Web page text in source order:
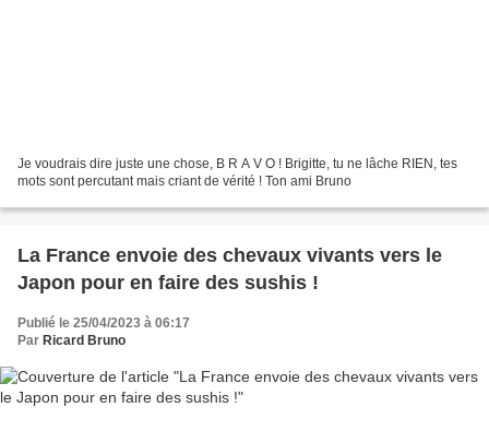
Je voudrais dire juste une chose, B R A V O ! Brigitte, tu ne lâche RIEN, tes
mots sont percutant mais criant de vérité ! Ton ami Bruno
La France envoie des chevaux vivants vers le
Japon pour en faire des sushis !
Publié le 25/04/2023 à 06:17
Par Ricard Bruno